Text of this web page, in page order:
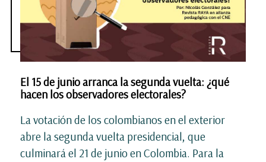
El 15 de junio arranca la segunda vuelta: ¿qué
hacen los observadores electorales?
La votación de los colombianos en el exterior
abre la segunda vuelta presidencial, que
culminará el 21 de junio en Colombia. Para la